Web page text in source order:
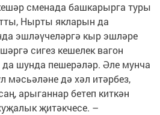
сменада башкарырга туры
Нырты якларын да
эшләүчеләргә кыр эшләре
сигез кешелек вагон
шунда пешерәләр. Әле мунча
мәсьәләне дә хәл итәрбез,
арыганнар бетеп киткән
җитәкчесе. –